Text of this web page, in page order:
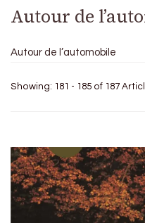
Autour de
Autour de l’automobile
Showing: 181 - 185 of 187